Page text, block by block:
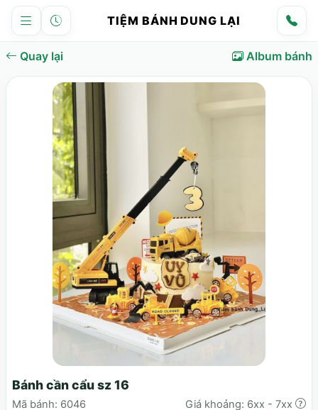
TIỆM BÁNH DUNG LẠI
Quay lại Album bánh
Bánh cần cẩu sz 16
Mã bánh: 6046 Giá khoảng: 6xx - 7xx